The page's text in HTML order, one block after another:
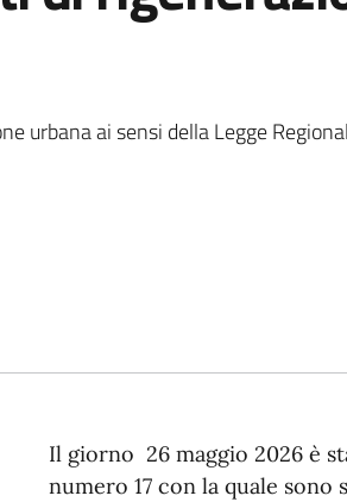
urbana ai sensi della Legge
Descrizione
Il giorno 26 maggio 2026 è
numero 17 con la quale